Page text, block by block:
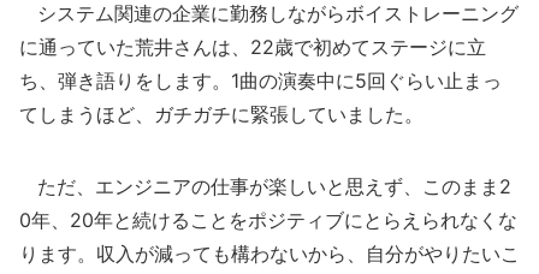
システム関連の企業に勤務しながらボイストレーニング
に通っていた荒井さんは、22歳で初めてステージに立
ち、弾き語りをします。1曲の演奏中に5回ぐらい止まっ
てしまうほど、ガチガチに緊張していました。
ただ、エンジニアの仕事が楽しいと思えず、このまま2
0年、20年と続けることをポジティブにとらえられなくな
ります。収入が減っても構わないから、自分がやりたいこ